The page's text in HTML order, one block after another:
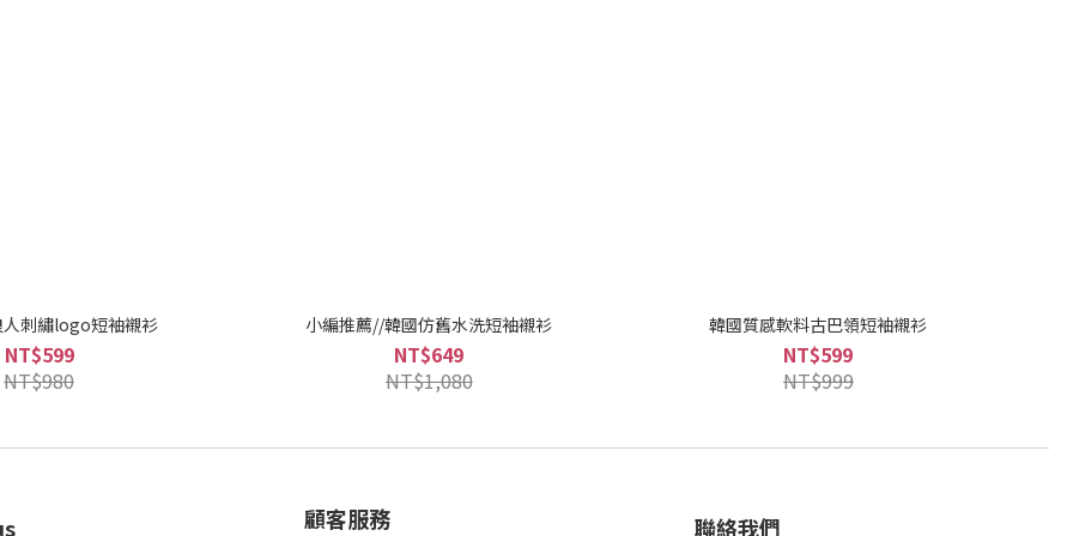
人刺繡logo短袖襯衫
NT$599
NT$980
小編推薦//韓國仿舊水洗短袖襯衫
NT$649
NT$1,080
韓國質感軟料古巴領短袖襯衫
NT$599
NT$999
顧客服務 聯絡我們